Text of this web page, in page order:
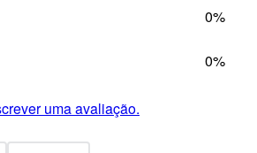
0%
0%
uma avaliação.